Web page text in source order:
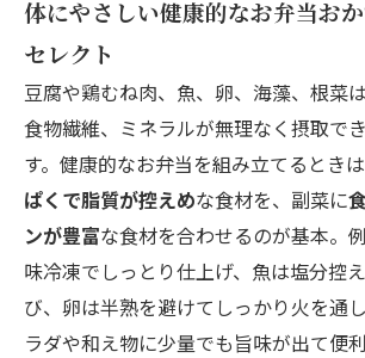
体にやさしい健康的なお弁当お
セレクト
豆腐や鶏むね肉、魚、卵、海藻、根菜
食物繊維、ミネラルが無理なく摂取で
す。健康的なお弁当を組み立てるとき
ぱくで脂質が控えめな食材を、副菜に
ンが豊富な食材を合わせるのが基本。
味冷凍でしっとり仕上げ、魚は塩分控
び、卵は半熟を避けてしっかり火を通
ラダや和え物に少量でも旨味が出て便